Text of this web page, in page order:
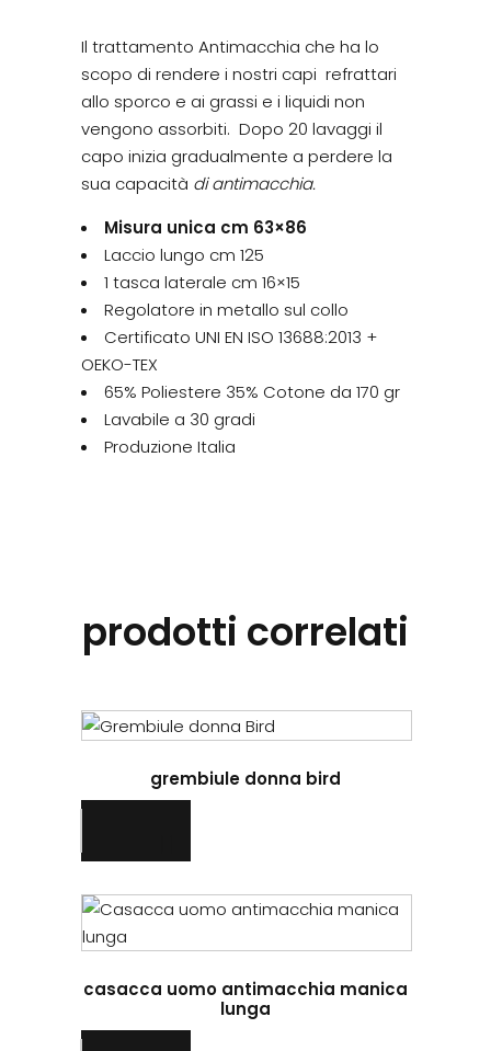
Il trattamento Antimacchia che ha lo
scopo di rendere i nostri capi refrattari
allo sporco e ai grassi e i liquidi non
vengono assorbiti. Dopo 20 lavaggi il
capo inizia gradualmente a perdere la
sua capacità di antimacchia.
Misura unica cm 63×86
Laccio lungo cm 125
1 tasca laterale cm 16×15
Regolatore in metallo sul collo
Certificato UNI EN ISO 13688:2013 +
OEKO-TEX
65% Poliestere 35% Cotone da 170 gr
Lavabile a 30 gradi
Produzione Italia
prodotti correlati
grembiule donna bird
casacca uomo antimacchia manica
lunga